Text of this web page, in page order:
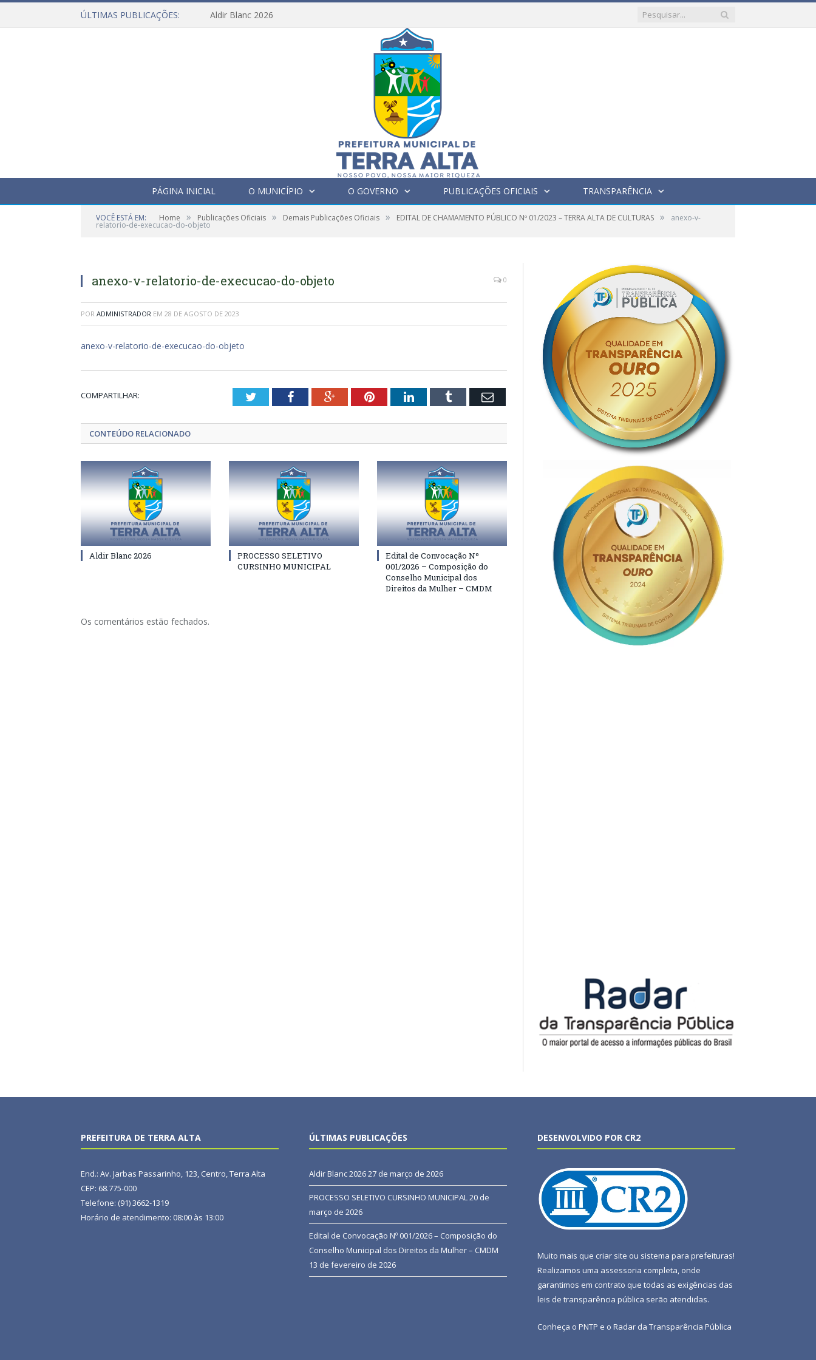
ÚLTIMAS PUBLICAÇÕES: Aldir Blanc 2026
PÁGINA INICIAL O MUNICÍPIO O GOVERNO PUBLICAÇÕES OFICIAIS TRANSPARÊNCIA
VOCÊ ESTÁ EM: Home » Publicações Oficiais » Demais Publicações Oficiais » EDITAL DE CHAMAMENTO PÚBLICO Nº 01/2023 – TERRA ALTA DE CULTURAS » anexo-v-
relatorio-de-execucao-do-objeto
anexo-v-relatorio-de-execucao-do-objeto 0
POR ADMINISTRADOR EM 28 DE AGOSTO DE 2023
anexo-v-relatorio-de-execucao-do-objeto
COMPARTILHAR: TwitterFacebookGoogle+PinterestLinkedInTumblr Email
CONTEÚDO RELACIONADO
Aldir Blanc 2026
PROCESSO SELETIVO
CURSINHO MUNICIPAL
Edital de Convocação Nº
001/2026 – Composição do
Conselho Municipal dos
Direitos da Mulher – CMDM
Os comentários estão fechados.
PREFEITURA DE TERRA ALTA
End.: Av. Jarbas Passarinho, 123, Centro, Terra Alta
CEP: 68.775-000
Telefone: (91) 3662-1319
Horário de atendimento: 08:00 às 13:00
ÚLTIMAS PUBLICAÇÕES
Aldir Blanc 202627 de março de 2026
PROCESSO SELETIVO CURSINHO MUNICIPAL20 de
março de 2026
Edital de Convocação Nº 001/2026 – Composição do
Conselho Municipal dos Direitos da Mulher – CMDM
13 de fevereiro de 2026
DESENVOLVIDO POR CR2
Muito mais que criar site ou sistema para prefeituras!
Realizamos uma assessoria completa, onde
garantimos em contrato que todas as exigências das
leis de transparência pública serão atendidas.
Conheça o PNTP e o Radar da Transparência Pública